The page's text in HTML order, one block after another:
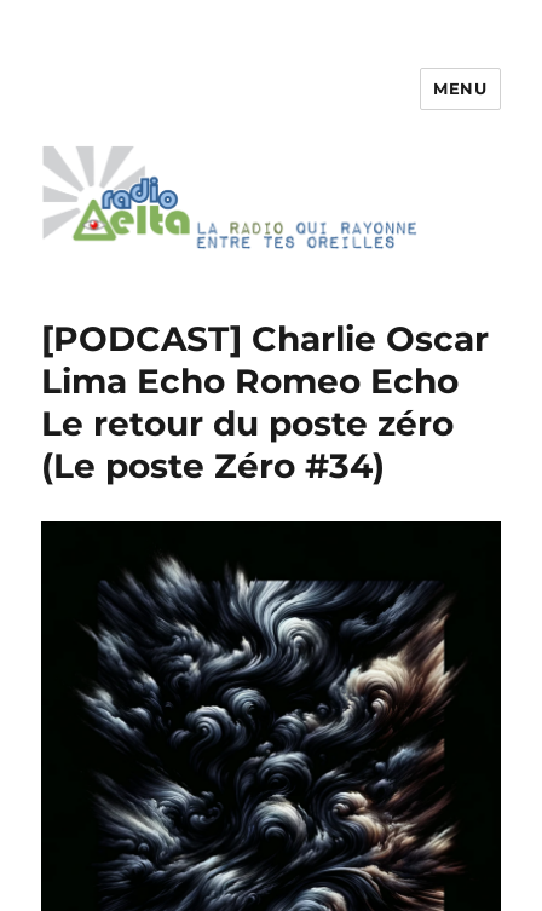
MENU
[PODCAST] Charlie Oscar
Lima Echo Romeo Echo
Le retour du poste zéro
(Le poste Zéro #34)